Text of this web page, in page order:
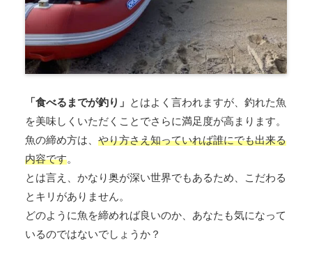
「食べるまでが釣り」 とはよく言われますが、釣れた魚
を美味しくいただくことでさらに満足度が高まります。
魚の締め方は、 やり方さえ知っていれば誰にでも出来る
内容です。
とは言え、かなり奥が深い世界でもあるため、こだわる
とキリがありません。
どのように魚を締めれば良いのか、あなたも気になって
いるのではないでしょうか？